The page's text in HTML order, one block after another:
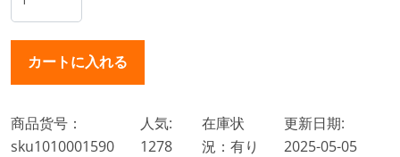
商品货号：
sku1010001590
人気:
1278
在庫状
況：有り
更新日期:
2025-05-05